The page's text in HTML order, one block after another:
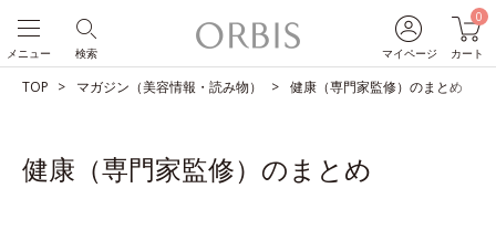
マイページ
0
カート
検索
メニュー
TOP マガジン（美容情報・読み物） 健康（専門家監修）のまとめ
健康（専門家監修）のまとめ